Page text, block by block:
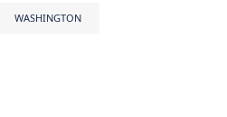
WASHINGTON